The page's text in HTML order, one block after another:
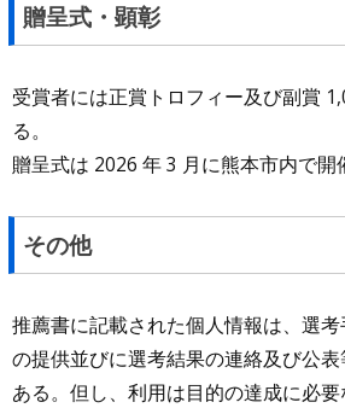
贈呈式・顕彰
受賞者には正賞トロフィー及び副賞
る。
贈呈式は 2026 年 3 月に熊本市内で開
その他
推薦書に記載された個人情報は、選
の提供並びに選考結果の連絡及び公
ある。但し、利用は目的の達成に必要